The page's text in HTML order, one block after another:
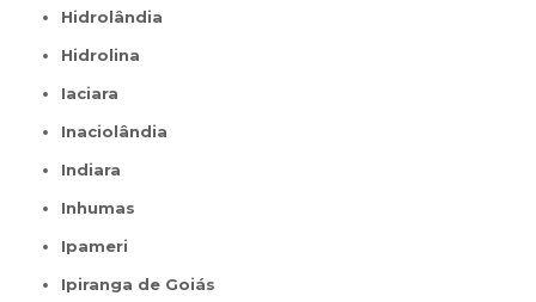
Hidrolândia
Hidrolina
Iaciara
Inaciolândia
Indiara
Inhumas
Ipameri
Ipiranga de Goiás